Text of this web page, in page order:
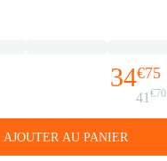
34€75
41 €70
AJOUTER AU PANIER